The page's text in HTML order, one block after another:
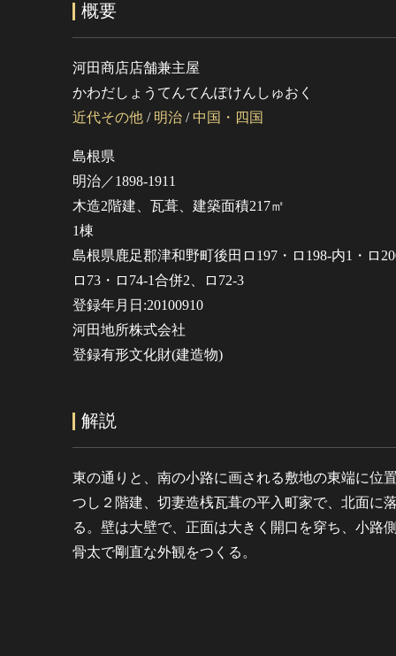
概要
河田商店店舗兼主屋
かわだしょうてんてんぽけんしゅおく
近代その他 / 明治 / 中国・四国
島根県
明治／1898-1911
木造2階建、瓦葺、建築面積217㎡
1棟
島根県鹿足郡津和野町後田ロ197・ロ198-内1・ロ
ロ73・ロ74-1合併2、ロ72-3
登録年月日:20100910
河田地所株式会社
登録有形文化財(建造物)
解説
東の通りと、南の小路に画される敷地の東端に位
つし２階建、切妻造桟瓦葺の平入町家で、北面に
る。壁は大壁で、正面は大きく開口を穿ち、小路
骨太で剛直な外観をつくる。